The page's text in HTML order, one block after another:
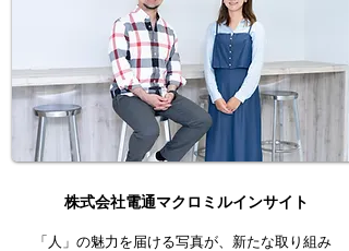
株式会社電通マクロミルインサイト
「人」の魅力を届ける写真が、新たな取り組み